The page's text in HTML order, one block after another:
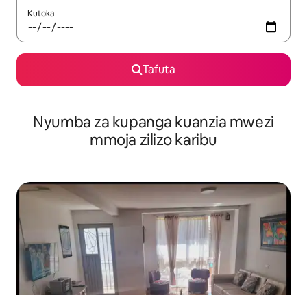
Kutoka
Tafuta
Nyumba za kupanga kuanzia mwezi
mmoja zilizo karibu